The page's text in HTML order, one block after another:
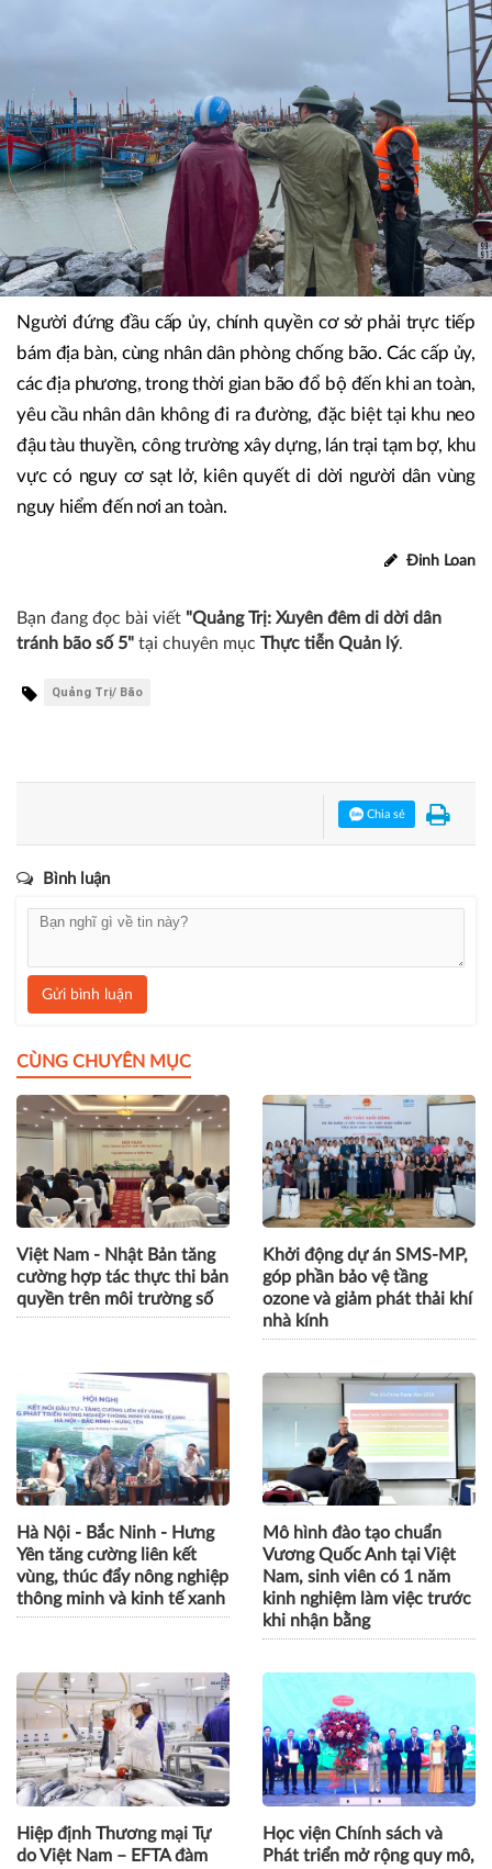
Người đứng đầu cấp ủy, chính quyền cơ sở phải trực tiếp
bám địa bàn, cùng nhân dân phòng chống bão. Các cấp ủy,
các địa phương, trong thời gian bão đổ bộ đến khi an toàn,
yêu cầu nhân dân không đi ra đường, đặc biệt tại khu neo
đậu tàu thuyền, công trường xây dựng, lán trại tạm bợ, khu
vực có nguy cơ sạt lở, kiên quyết di dời người dân vùng
nguy hiểm đến nơi an toàn.
Đinh Loan
Bạn đang đọc bài viết "Quảng Trị: Xuyên đêm di dời dân
tránh bão số 5" tại chuyên mục Thực tiễn Quản lý.
Quảng Trị/ Bão
Chia sẻ
Bình luận
Gửi bình luận
CÙNG CHUYÊN MỤC
Việt Nam - Nhật Bản tăng
cường hợp tác thực thi bản
quyền trên môi trường số
Khởi động dự án SMS-MP,
góp phần bảo vệ tầng
ozone và giảm phát thải khí
nhà kính
Hà Nội - Bắc Ninh - Hưng
Yên tăng cường liên kết
vùng, thúc đẩy nông nghiệp
thông minh và kinh tế xanh
Mô hình đào tạo chuẩn
Vương Quốc Anh tại Việt
Nam, sinh viên có 1 năm
kinh nghiệm làm việc trước
khi nhận bằng
Hiệp định Thương mại Tự
do Việt Nam – EFTA đàm
Học viện Chính sách và
Phát triển mở rộng quy mô,